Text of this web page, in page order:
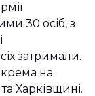
30 осіб, з
затримали.
на
Харківщині.